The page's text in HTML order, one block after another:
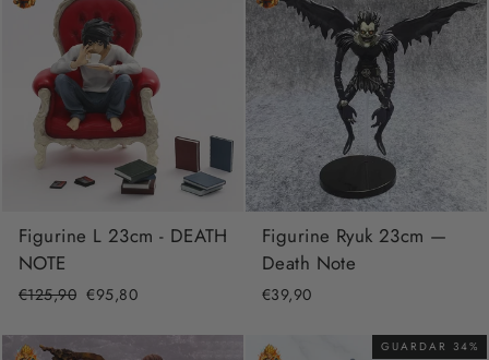
Figurine L 23cm - DEATH
NOTE
Precio
€125,90 Precio
oferta
€95,80
Figurine Ryuk 23cm —
Death Note
€39,90
GUARDAR 34%